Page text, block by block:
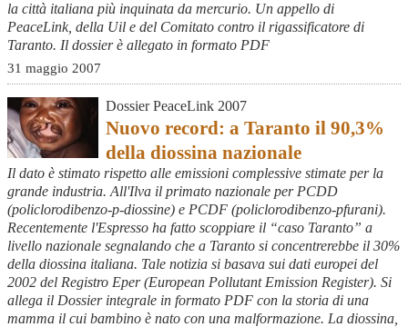
la città italiana più inquinata da mercurio. Un appello di
PeaceLink, della Uil e del Comitato contro il rigassificatore di
Taranto. Il dossier è allegato in formato PDF
31 maggio 2007
Dossier PeaceLink 2007
Nuovo record: a Taranto il 90,3%
della diossina nazionale
Il dato è stimato rispetto alle emissioni complessive stimate per la
grande industria. All'Ilva il primato nazionale per PCDD
(policlorodibenzo-p-diossine) e PCDF (policlorodibenzo-pfurani).
Recentemente l'Espresso ha fatto scoppiare il “caso Taranto” a
livello nazionale segnalando che a Taranto si concentrerebbe il 30%
della diossina italiana. Tale notizia si basava sui dati europei del
2002 del Registro Eper (European Pollutant Emission Register). Si
allega il Dossier integrale in formato PDF con la storia di una
mamma il cui bambino è nato con una malformazione. La diossina,